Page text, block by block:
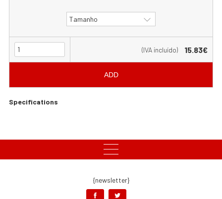
Tamanho
(IVA incluído) 15.83€
ADD
Specifications
{newsletter}